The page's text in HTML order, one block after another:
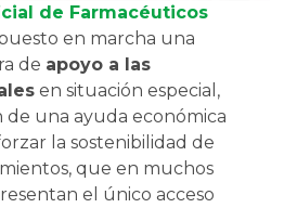
de Farmacéuticos
en marcha una
de apoyo a las
en situación especial,
de una ayuda económica
la sostenibilidad de
que en muchos
el único acceso